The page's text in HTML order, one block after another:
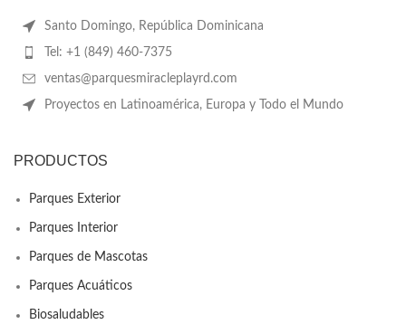
Santo Domingo, República Dominicana
Tel: +1 (849) 460-7375
ventas@parquesmiracleplayrd.com
Proyectos en Latinoamérica, Europa y Todo el Mundo
PRODUCTOS
Parques Exterior
Parques Interior
Parques de Mascotas
Parques Acuáticos
Biosaludables